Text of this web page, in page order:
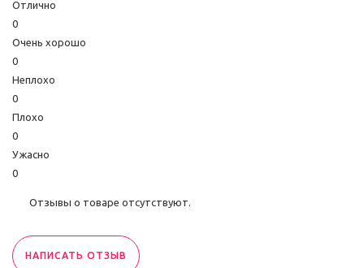
Отлично
0
Очень хорошо
0
Неплохо
0
Плохо
0
Ужасно
0
Отзывы о товаре отсутствуют.
НАПИСАТЬ ОТЗЫВ